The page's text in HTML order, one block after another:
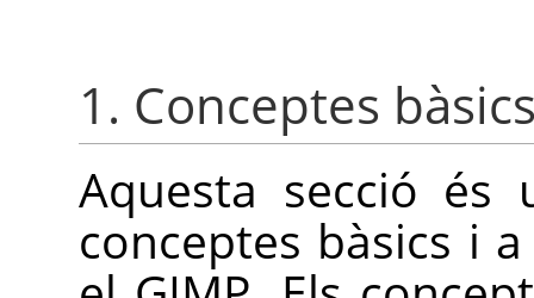
1. Conceptes
Aquesta secció és
conceptes bàsics i